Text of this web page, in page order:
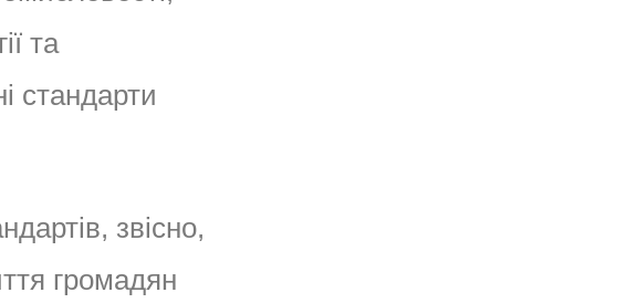
та
стандарти
звісно,
громадян